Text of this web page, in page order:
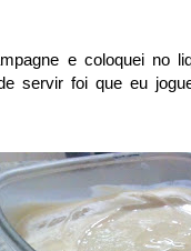
e coloquei no
servir foi que eu